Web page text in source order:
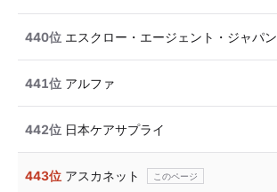
440位 エスクロー・エージェント・ジャパン
441位 アルファ
442位 日本ケアサプライ
443位 アスカネット